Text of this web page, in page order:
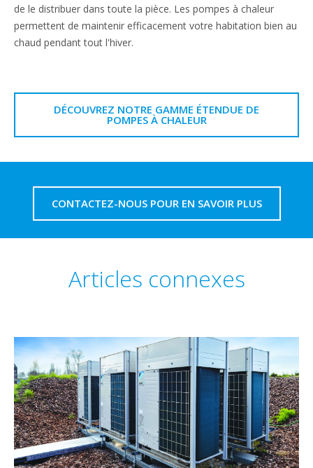
de le distribuer dans toute la pièce. Les pompes à chaleur
permettent de maintenir efficacement votre habitation bien au
chaud pendant tout l'hiver.
DÉCOUVREZ NOTRE GAMME ÉTENDUE DE
POMPES À CHALEUR
CONTACTEZ-NOUS POUR EN SAVOIR PLUS
Articles connexes